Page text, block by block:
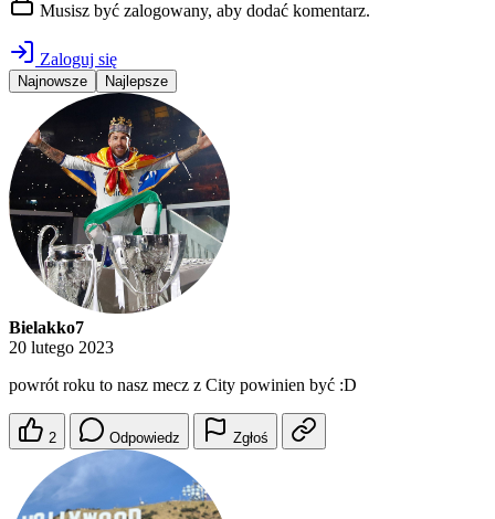
Musisz być zalogowany, aby dodać komentarz.
Zaloguj się
Najnowsze Najlepsze
Bielakko7
20 lutego 2023
powrót roku to nasz mecz z City powinien być :D
2 Odpowiedz Zgłoś